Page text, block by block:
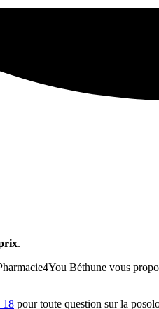
.
Béthune vous
18 pour toute question sur la